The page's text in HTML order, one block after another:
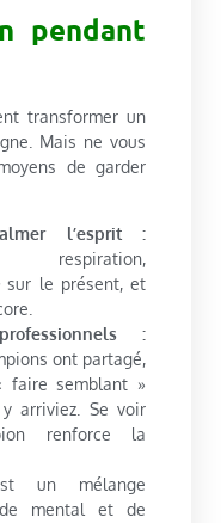
pendant
transformer un
Mais ne vous
de garder
l’esprit :
respiration,
sur le présent, et
:
ont partagé,
faire semblant »
arriviez. Se voir
renforce la
un mélange
de mental et de